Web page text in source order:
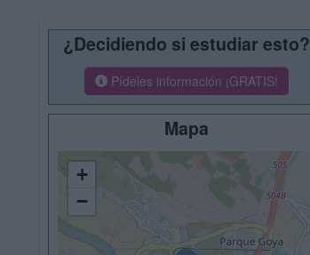
¿Decidiendo si estudiar esto?
Pídeles información ¡GRATIS!
Mapa
+
−